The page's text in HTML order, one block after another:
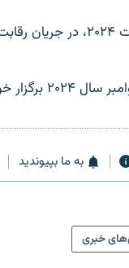
نامزد نهایی حزب جمهوری‌خواه
خواهد شد.
به ما بپیوندید
خبری